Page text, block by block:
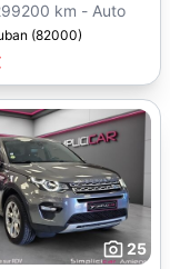
2006 - 299200 km - Auto
(82000)
25